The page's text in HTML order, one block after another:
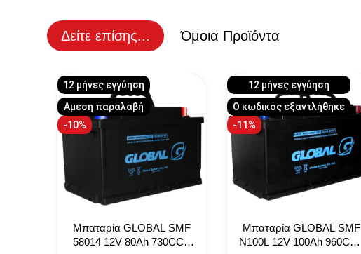
Δείτε επίσης... Όμοια Προϊόντα
-10%
12 μήνες εγγύηση
Αμεση παραλαβή
Μπαταρία GLOBAL SMF
58014 12V 80Ah 730CCA
-11%
12 μήνες εγγύηση
Ο κωδικός εξαντλήθηκε
Μπαταρία GLOBAL SMF
N100L 12V 100Ah 960CCA